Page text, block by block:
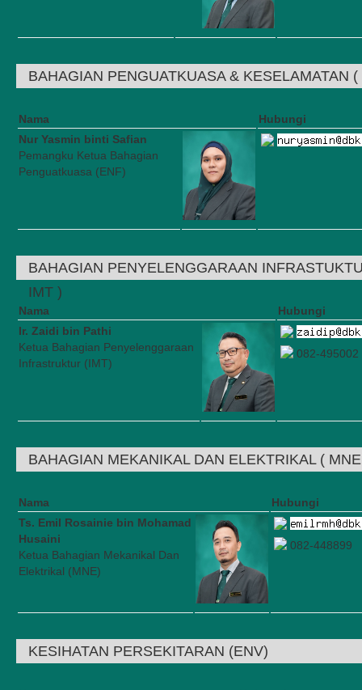
BAHAGIAN PENGUATKUASA & KESELAMATAN (
Nama
Hubungi
Nur Yasmin binti Safian
Pemangku Ketua Bahagian
Penguatkuasa (ENF)
BAHAGIAN PENYELENGGARAAN
IMT )
Nama
Hubungi
Ir. Zaidi bin Pathi
Ketua Bahagian Penyelenggaraan
Infrastruktur (IMT)
082-495002
BAHAGIAN MEKANIKAL DAN ELEKTRIKAL (
Nama
Hubungi
Ts. Emil Rosainie bin Mohamad
Husaini
Ketua Bahagian Mekanikal Dan
Elektrikal (MNE)
082-448899
KESIHATAN PERSEKITARAN (ENV)